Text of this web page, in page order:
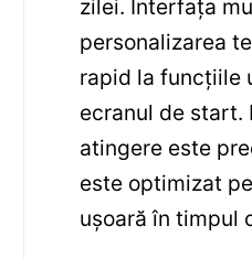
zilei. Interfața
personalizarea
rapid la funcțiile
ecranul de start.
atingere este
este optimizat
ușoară în timpul